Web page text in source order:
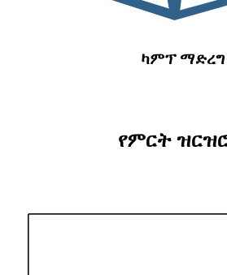
ካምፕ ማድረግ
የምርት